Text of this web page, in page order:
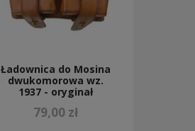
Ładownica do Mosina
dwukomorowa wz.
1937 - oryginał
79,00 zł